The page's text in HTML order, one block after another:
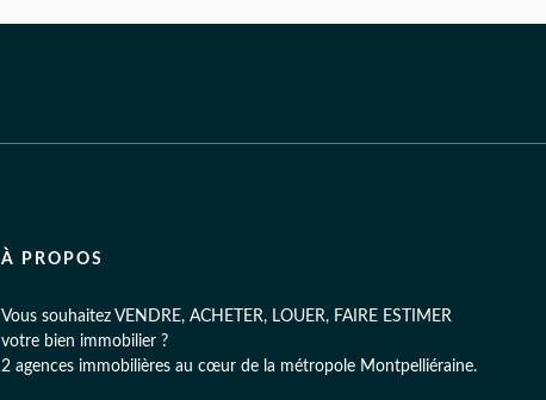
À PROPOS
Vous souhaitez VENDRE, ACHETER, LOUER, FAIRE ESTIMER
votre bien immobilier ?
2 agences immobilières au cœur de la métropole Montpelliéraine.